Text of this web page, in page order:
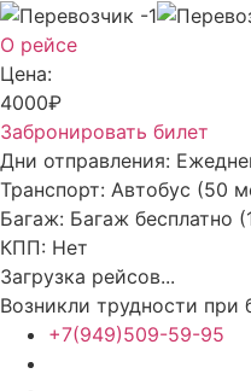
О рейсе
Цена:
4000₽
Забронировать билет
Дни отправления:
Транспорт: Автобус (50
Багаж: Багаж бесплатно
КПП: Нет
Загрузка рейсов...
Возникли трудности при
+7(949)509-59-95